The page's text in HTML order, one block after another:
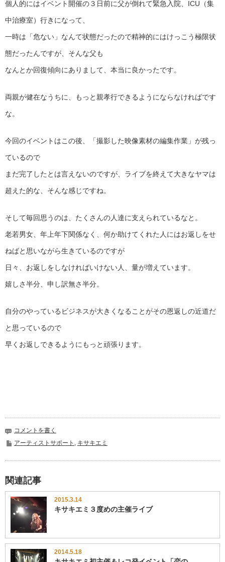
個人的にはイベント開催の３日前に父が倒れて緊急入院、ICU（集
中治療室）行きになって、
一時は「危ない」なんて状態だったので精神的にはけっこう極限状
態だったんですが、そんな父も
なんとか回復傾向にありまして、本当に良かったです。
両親が健在なうちに、もっと親孝行できるようにならなければです
な。
今回のイベントはこの後、「撮影した映像素材の編集作業」が残っ
ているので
まだ完了したとは言えないのですが、ライブを終えて大きなヤマは
超えた的な、そんな感じですね。
そして毎回思うのは、たくさんの人達に支えられているなと。
老若男女、年上年下関係なく、何か助けてくれた人にはお返しをせ
ねばと思いながら生きているのですが
日々、お返しをしなければいけない人、量が増えています。
嬉しさ半分、申し訳無さ半分。
自分のやっているビジネスが大きくなることがその恩返しの近道だ
と思っているので
早くお返しできるようにもっと頑張ります。
コメントを書く
アーティストサポート
キサキエミ
関連記事
2015.3.14
キサキエミ３度めの主催ライブ
2014.5.18